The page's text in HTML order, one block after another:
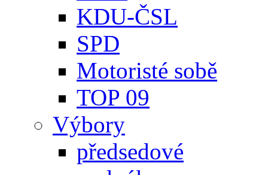
KDU-ČSL
SPD
Motoristé sobě
TOP 09
Výbory
předsedové